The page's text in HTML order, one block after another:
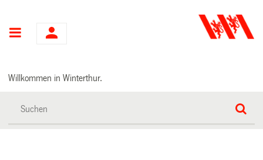
Hauptnavigation
Willkommen in Winterthur.